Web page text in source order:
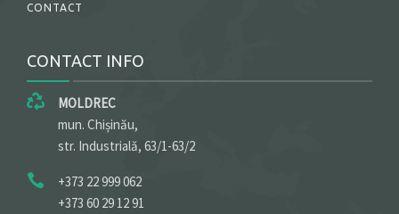
CONTACT
CONTACT INFO
MOLDREC
mun. Chișinău,
str. Industrială, 63/1-63/2
+373 22 999 062
+373 60 29 12 91